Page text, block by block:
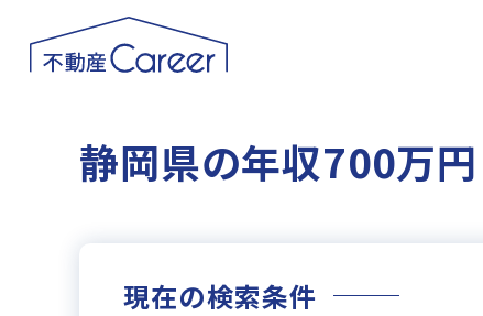
静岡県の年収700万
現在の検索条件